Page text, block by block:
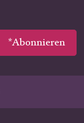
*Abonnieren